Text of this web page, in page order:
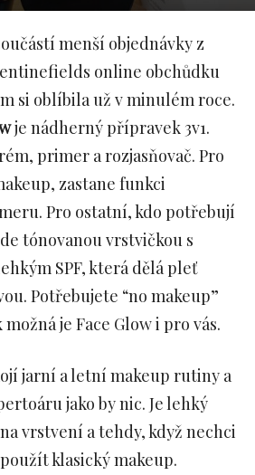
menší objednávky z
online obchůdku
si oblíbila už v minulém roce.
je nádherný přípravek 3v1.
primer a rozjasňovač. Pro
zastane funkci
Pro ostatní, kdo potřebují
tónovanou vrstvičkou s
SPF, která dělá pleť
Potřebujete “no makeup”
je Face Glow i pro vás.
jarní a letní makeup rutiny a
jako by nic. Je lehký
vrstvení a tehdy, když nechci
klasický makeup.